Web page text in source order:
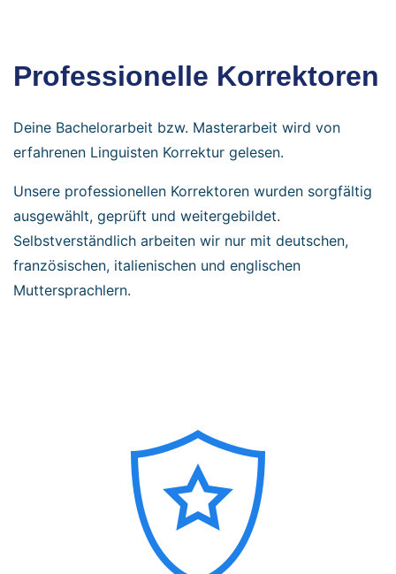
Professionelle Korrektoren
Deine Bachelorarbeit bzw. Masterarbeit wird von
erfahrenen Linguisten Korrektur gelesen.
Unsere professionellen Korrektoren wurden sorgfältig
ausgewählt, geprüft und weitergebildet.
Selbstverständlich arbeiten wir nur mit deutschen,
französischen, italienischen und englischen
Muttersprachlern.